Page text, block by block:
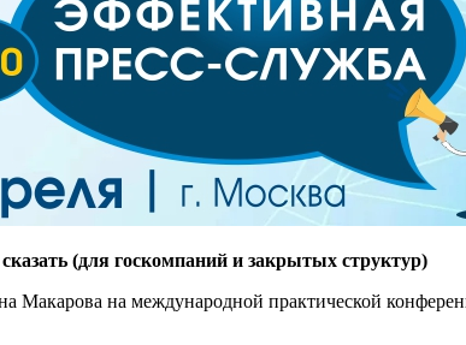
(для госкомпаний и закрытых структур)
Макарова на международной практической